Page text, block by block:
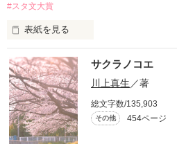
#スタ文大賞
表紙を見る
女なんて
性欲を吐き出すための道具だ
そんな風に思っていた１８の俺
サクラノコエ
川上真生 ／著
総文字数/135,903
その他 454ページ